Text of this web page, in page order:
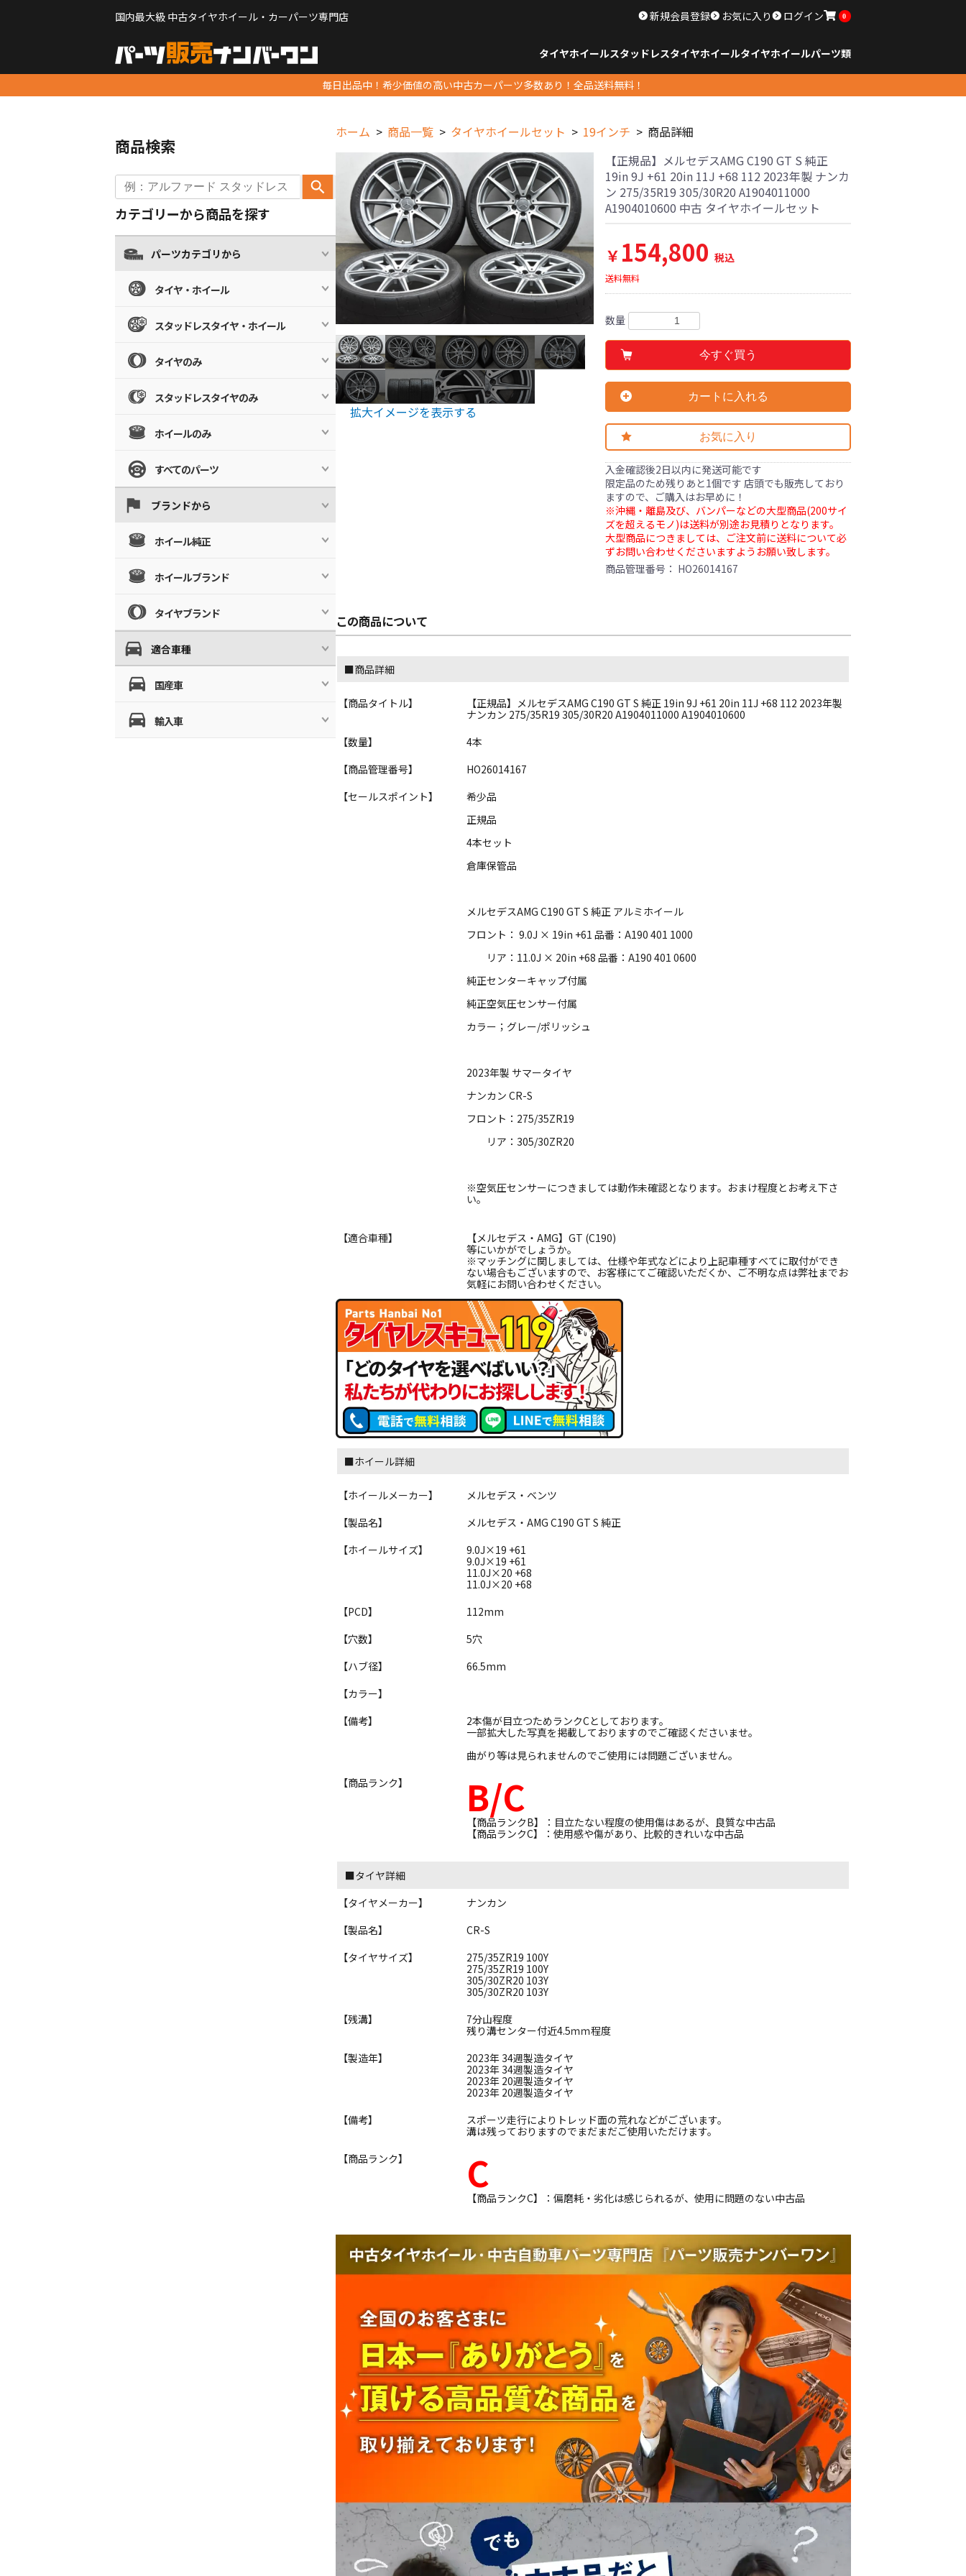
国内最大級 中古タイヤホイール・カーパーツ専門店 新規会員登録 お気に入り ログイン 0
タイヤホイールスタッドレスタイヤホイールタイヤホイールパーツ類
毎日出品中！希少価値の高い中古カーパーツ多数あり！全品送料無料！
ホーム 商品一覧 タイヤホイールセット 19インチ 商品詳細
拡大イメージを表示する
【正規品】メルセデスAMG C190 GT S 純正
19in 9J +61 20in 11J +68 112 2023年製 ナンカ
ン 275/35R19 305/30R20 A1904011000
A1904010600 中古 タイヤホイールセット
￥ 154,800 税込
送料無料
数量
今すぐ買う
カートに入れる
お気に入り
入金確認後2日以内に発送可能です
限定品のため残りあと1個です 店頭でも販売しており
ますので、ご購入はお早めに！
※沖縄・離島及び、バンパーなどの大型商品(200サイ
ズを超えるモノ)は送料が別途お見積りとなります。
大型商品につきましては、ご注文前に送料について必
ずお問い合わせくださいますようお願い致します。
商品管理番号： HO26014167
この商品について
■商品詳細
【商品タイトル】
【正規品】メルセデスAMG C190 GT S 純正 19in 9J +61 20in 11J +68 112 2023年製
ナンカン 275/35R19 305/30R20 A1904011000 A1904010600
【数量】
4本
【商品管理番号】
HO26014167
【セールスポイント】
希少品
正規品
4本セット
倉庫保管品
メルセデスAMG C190 GT S 純正 アルミホイール
フロント： 9.0J × 19in +61 品番：A190 401 1000
リア：11.0J × 20in +68 品番：A190 401 0600
純正センターキャップ付属
純正空気圧センサー付属
カラー；グレー/ポリッシュ
2023年製 サマータイヤ
ナンカン CR-S
フロント：275/35ZR19
リア：305/30ZR20
※空気圧センサーにつきましては動作未確認となります。おまけ程度とお考え下さ
い。
【適合車種】
【メルセデス・AMG】GT (C190)
等にいかがでしょうか。
※マッチングに関しましては、仕様や年式などにより上記車種すべてに取付ができ
ない場合もございますので、お客様にてご確認いただくか、ご不明な点は弊社までお
気軽にお問い合わせください。
■ホイール詳細
【ホイールメーカー】
メルセデス・ベンツ
【製品名】
メルセデス・AMG C190 GT S 純正
【ホイールサイズ】
9.0J×19 +61
9.0J×19 +61
11.0J×20 +68
11.0J×20 +68
【PCD】
112mm
【穴数】
5穴
【ハブ径】
66.5mm
【カラー】
【備考】
2本傷が目立つためランクCとしております。
一部拡大した写真を掲載しておりますのでご確認くださいませ。
曲がり等は見られませんのでご使用には問題ございません。
【商品ランク】
B/C
【商品ランクB】：目立たない程度の使用傷はあるが、良質な中古品
【商品ランクC】：使用感や傷があり、比較的きれいな中古品
■タイヤ詳細
【タイヤメーカー】
ナンカン
【製品名】
CR-S
【タイヤサイズ】
275/35ZR19 100Y
275/35ZR19 100Y
305/30ZR20 103Y
305/30ZR20 103Y
【残溝】
7分山程度
残り溝センター付近4.5ｍｍ程度
【製造年】
2023年 34週製造タイヤ
2023年 34週製造タイヤ
2023年 20週製造タイヤ
2023年 20週製造タイヤ
【備考】
スポーツ走行によりトレッド面の荒れなどがございます。
溝は残っておりますのでまだまだご使用いただけます。
【商品ランク】
C
【商品ランクC】：偏磨耗・劣化は感じられるが、使用に問題のない中古品
商品検索
カテゴリーから商品を探す
パーツカテゴリから
タイヤ・ホイール
スタッドレスタイヤ・ホイール
タイヤのみ
スタッドレスタイヤのみ
ホイールのみ
すべてのパーツ
ブランドから
ホイール純正
ホイールブランド
タイヤブランド
適合車種
国産車
輸入車